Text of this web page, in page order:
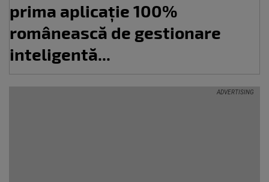
prima aplicație 100%
românească de gestionare
inteligentă...